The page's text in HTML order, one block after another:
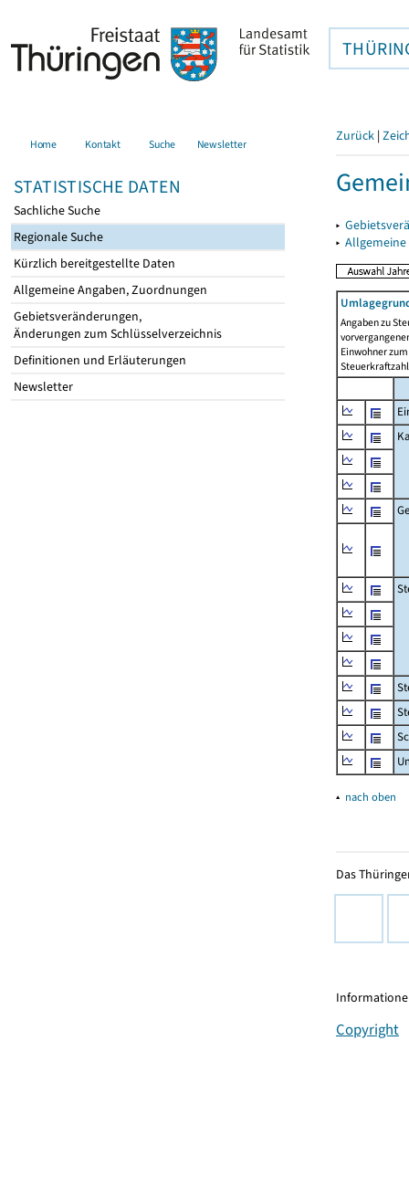
Home Kontakt Suche Newsletter
STATISTISCHE DATEN
Sachliche Suche
Regionale Suche
Kürzlich bereitgestellte Daten
Allgemeine Angaben, Zuordnungen
Gebietsveränderungen,
Änderungen zum Schlüsselverzeichnis
Definitionen und Erläuterungen
Newsletter
Zurück |
▸
▸
Angaben zu
Einwohner
▴ nach oben
Das
Copyright